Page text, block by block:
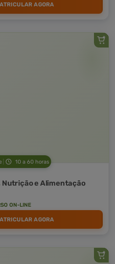
AGORA
10 a 60 horas
Nutrição e Alimentação
ON-LINE
AGORA